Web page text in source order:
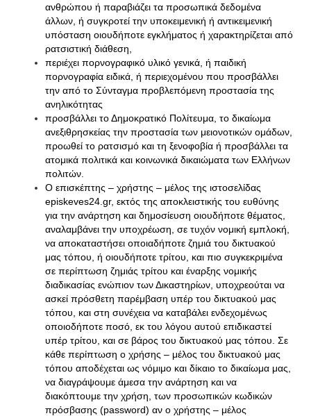
ανθρώπου ή παραβιάζει τα προσωπικά δεδομένα
άλλων, ή συγκροτεί την υποκειμενική ή αντικειμενική
υπόσταση οιουδήποτε εγκλήματος ή χαρακτηρίζεται από
ρατσιστική διάθεση,
περιέχει πορνογραφικό υλικό γενικά, ή παιδική
πορνογραφία ειδικά, ή περιεχομένου που προσβάλλει
την από το Σύνταγμα προβλεπόμενη προστασία της
ανηλικότητας
προσβάλλει το Δημοκρατικό Πολίτευμα, το δικαίωμα
ανεξιθρησκείας την προστασία των μειονοτικών ομάδων,
προωθεί το ρατσισμό και τη ξενοφοβία ή προσβάλλει τα
ατομικά πολιτικά και κοινωνικά δικαιώματα των Ελλήνων
πολιτών.
Ο επισκέπτης – χρήστης – μέλος της ιστοσελίδας
episkeves24.gr, εκτός της αποκλειστικής του ευθύνης
για την ανάρτηση και δημοσίευση οιουδήποτε θέματος,
αναλαμβάνει την υποχρέωση, σε τυχόν νομική εμπλοκή,
να αποκαταστήσει οποιαδήποτε ζημιά του δικτυακού
μας τόπου, ή οιουδήποτε τρίτου, και πιο συγκεκριμένα
σε περίπτωση ζημιάς τρίτου και έναρξης νομικής
διαδικασίας ενώπιον των Δικαστηρίων, υποχρεούται να
ασκεί πρόσθετη παρέμβαση υπέρ του δικτυακού μας
τόπου, και στη συνέχεια να καταβάλει ενδεχομένως
οποιοδήποτε ποσό, εκ του λόγου αυτού επιδικαστεί
υπέρ τρίτου, και σε βάρος του δικτυακού μας τόπου. Σε
κάθε περίπτωση ο χρήσης – μέλος του δικτυακού μας
τόπου αποδέχεται ως νόμιμο και δίκαιο το δικαίωμα μας,
να διαγράψουμε άμεσα την ανάρτηση και να
διακόπτουμε την χρήση, των προσωπικών κωδικών
πρόσβασης (password) αν ο χρήστης – μέλος